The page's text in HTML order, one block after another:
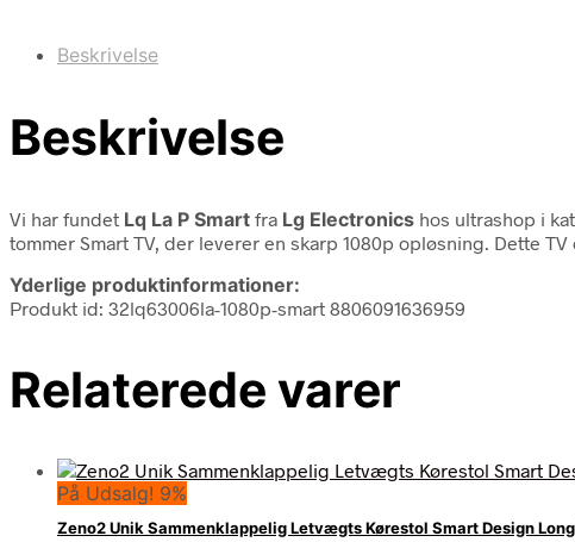
Beskrivelse
Beskrivelse
Vi har fundet Lq La P Smart fra Lg Electronics hos ultrashop i
tommer Smart TV, der leverer en skarp 1080p opløsning. Dette
Yderlige produktinformationer:
Produkt id: 32lq63006la-1080p-smart 8806091636959
Relaterede varer
På Udsalg! 9%
Zeno2 Unik Sammenklappelig Letvægts Kørestol Smart Design